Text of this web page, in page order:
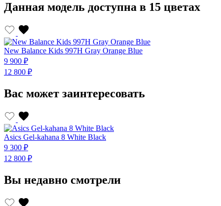
Данная модель доступна в 15 цветах
New Balance Kids 997H Gray Orange Blue
9 900 ₽
12 800 ₽
Вас может заинтересовать
Asics Gel-kahana 8 White Black
9 300 ₽
12 800 ₽
Вы недавно смотрели